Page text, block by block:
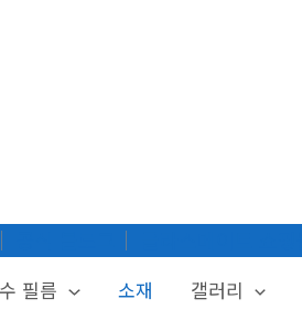
│
필름 소재 갤러리